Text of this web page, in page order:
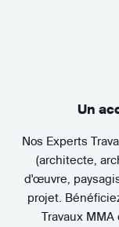
Un
Nos Experts
(architecte,
d'œuvre,
projet.
Travaux